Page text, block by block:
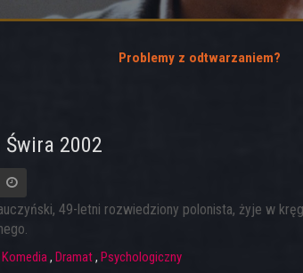
Problemy z odtwarzaniem?
Świra 2002
49-letni rozwiedziony polonista, żyje w
Komedia, Dramat, Psychologiczny